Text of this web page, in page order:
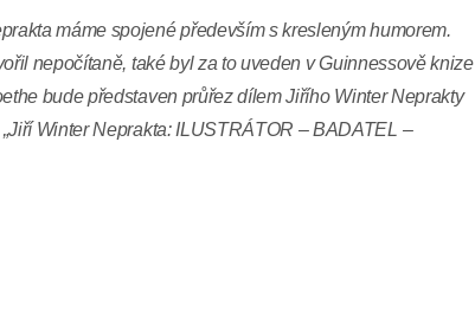
máme spojené především s kresleným humorem.
nepočítaně, také byl za to uveden v Guinnessově knize
bude představen průřez dílem Jiřího Winter Neprakty
Winter Neprakta: ILUSTRÁTOR – BADATEL –